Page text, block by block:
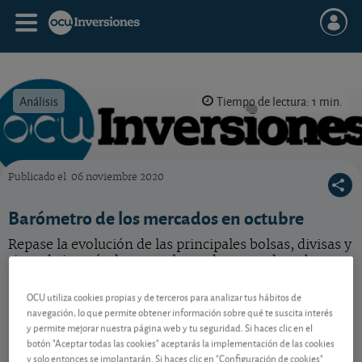
Análisis Tiempo de lectura: 1 min.
Publicado el 06 noviembre 2020
Barómetro de los mercados en octubre
Repase la evolución de las principales bolsas, divisas y
tipos de interés durante el pasado mes y descubra
Contenido reservado a SOCIOS
OCU utiliza cookies propias y de terceros para analizar tus hábitos de
navegación, lo que permite obtener información sobre qué te suscita interés
y permite mejorar nuestra página web y tu seguridad. Si haces clic en el
botón "Aceptar todas las cookies" aceptarás la implementación de las cookies
y solo entonces se implantarán. Si haces clic en "Configuración de cookies"